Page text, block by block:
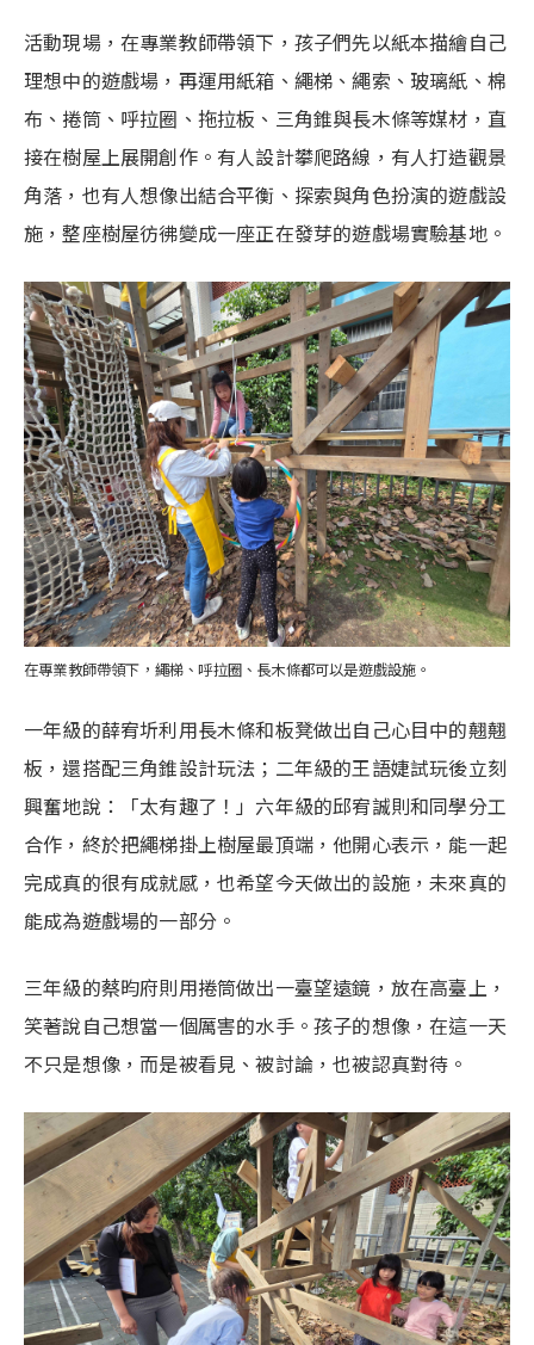
活動現場，在專業教師帶領下，孩子們先以紙本描繪自己
理想中的遊戲場，再運用紙箱、繩梯、繩索、玻璃紙、棉
布、捲筒、呼拉圈、拖拉板、三角錐與長木條等媒材，直
接在樹屋上展開創作。有人設計攀爬路線，有人打造觀景
角落，也有人想像出結合平衡、探索與角色扮演的遊戲設
施，整座樹屋彷彿變成一座正在發芽的遊戲場實驗基地。
在專業教師帶領下，繩梯、呼拉圈、長木條都可以是遊戲設施。
一年級的薛宥圻利用長木條和板凳做出自己心目中的翹翹
板，還搭配三角錐設計玩法；二年級的王語婕試玩後立刻
興奮地說：「太有趣了！」六年級的邱宥誠則和同學分工
合作，終於把繩梯掛上樹屋最頂端，他開心表示，能一起
完成真的很有成就感，也希望今天做出的設施，未來真的
能成為遊戲場的一部分。
三年級的蔡昀府則用捲筒做出一臺望遠鏡，放在高臺上，
笑著說自己想當一個厲害的水手。孩子的想像，在這一天
不只是想像，而是被看見、被討論，也被認真對待。